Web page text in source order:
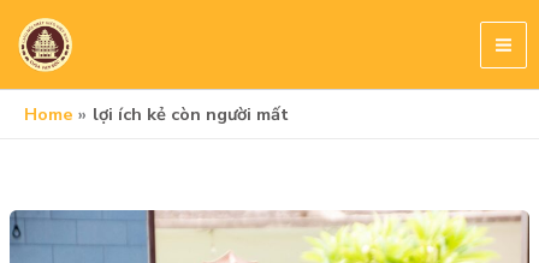
content
Home
lợi ích kẻ còn người mất